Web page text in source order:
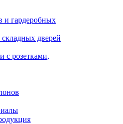
и гардеробных
дверей
с розетками,